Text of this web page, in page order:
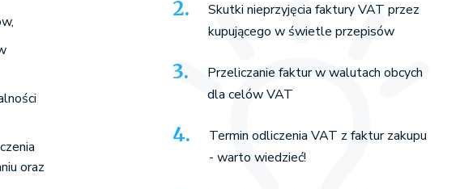
oraz
Skutki nieprzyjęcia faktury VAT przez
kupującego w świetle przepisów
Przeliczanie faktur w walutach obcych
dla celów VAT
Termin odliczenia VAT z faktur zakupu
- warto wiedzieć!